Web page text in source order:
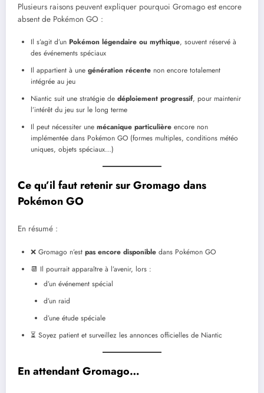
Plusieurs raisons peuvent expliquer pourquoi Gromago est encore
absent de Pokémon GO :
Il s’agit d’un Pokémon légendaire ou mythique, souvent réservé à
des événements spéciaux
Il appartient à une génération récente non encore totalement
intégrée au jeu
Niantic suit une stratégie de déploiement progressif, pour maintenir
l’intérêt du jeu sur le long terme
Il peut nécessiter une mécanique particulière encore non
implémentée dans Pokémon GO (formes multiples, conditions météo
uniques, objets spéciaux…)
Ce qu’il faut retenir sur Gromago dans
Pokémon GO
En résumé :
❌ Gromago n’est pas encore disponible dans Pokémon GO
📆 Il pourrait apparaître à l’avenir, lors :
d’un événement spécial
d’un raid
d’une étude spéciale
⏳ Soyez patient et surveillez les annonces officielles de Niantic
En attendant Gromago…